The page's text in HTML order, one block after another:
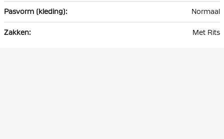
Normaal
Met Rits